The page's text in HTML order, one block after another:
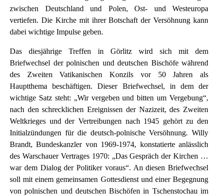
zwischen Deutschland und Polen, Ost- und Westeuropa
vertiefen. Die Kirche mit ihrer Botschaft der Versöhnung kann
dabei wichtige Impulse geben.
Das diesjährige Treffen in Görlitz wird sich mit dem
Briefwechsel der polnischen und deutschen Bischöfe während
des Zweiten Vatikanischen Konzils vor 50 Jahren als
Hauptthema beschäftigen. Dieser Briefwechsel, in dem der
wichtige Satz steht: „Wir vergeben und bitten um Vergebung“,
nach den schrecklichen Ereignissen der Nazizeit, des Zweiten
Weltkrieges und der Vertreibungen nach 1945 gehört zu den
Initialzündungen für die deutsch-polnische Versöhnung. Willy
Brandt, Bundeskanzler von 1969-1974, konstatierte anlässlich
des Warschauer Vertrages 1970: „Das Gespräch der Kirchen …
war dem Dialog der Politiker voraus“. An diesen Briefwechsel
soll mit einem gemeinsamen Gottesdienst und einer Begegnung
von polnischen und deutschen Bischöfen in Tschenstochau im